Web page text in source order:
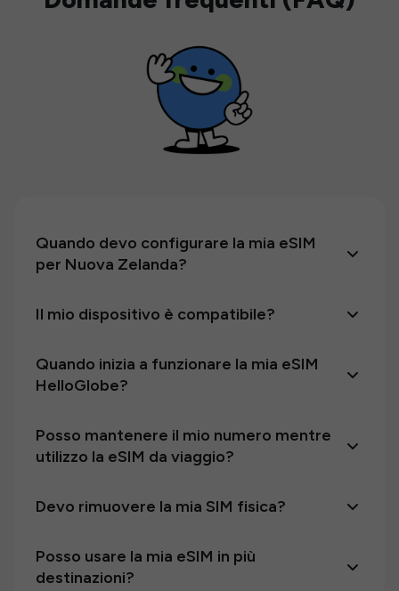
Quando devo configurare la mia eSIM
per Nuova Zelanda?
Il mio dispositivo è compatibile?
Quando inizia a funzionare la mia eSIM
HelloGlobe?
Posso mantenere il mio numero mentre
utilizzo la eSIM da viaggio?
Devo rimuovere la mia SIM fisica?
Posso usare la mia eSIM in più
destinazioni?